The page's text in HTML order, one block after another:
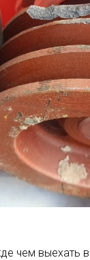
чем выехать